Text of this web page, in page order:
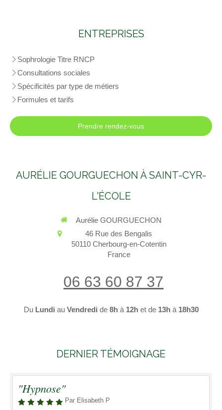
ENTREPRISES
Sophrologie Titre RNCP
Consultations sociales
Spécificités par type de métiers
Formules et tarifs
Prendre rendez-vous
AURÉLIE GOURGUECHON À SAINT-CYR-
L'ÉCOLE
Aurélie GOURGUECHON
46 Rue des Bengalis
50110 Cherbourg-en-Cotentin
France
06 63 60 87 37
Du Lundi au Vendredi de 8hà 12het de 13hà 18h30
DERNIER TÉMOIGNAGE
"Hypnose"
Par Elisabeth P